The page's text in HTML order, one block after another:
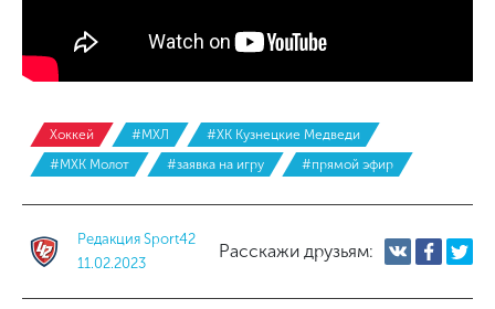
Хоккей #МХЛ
#ХК Кузнецкие Медведи
#МХК Молот
#заявка на игру #прямой эфир
Редакция Sport42
11.02.2023
Расскажи друзьям: